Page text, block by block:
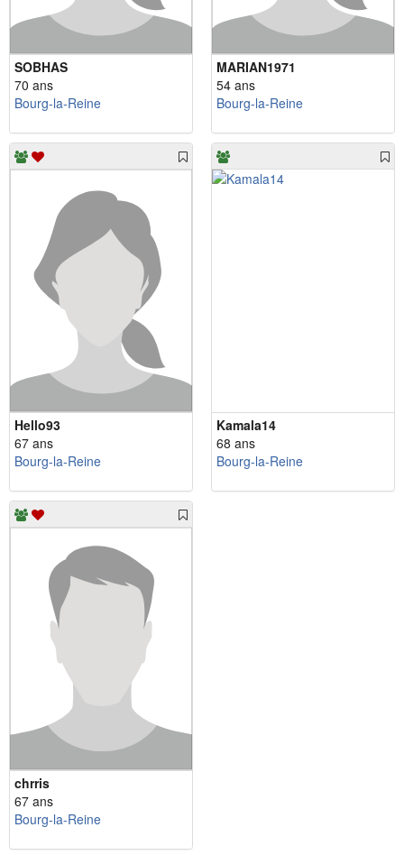
SOBHAS
70 ans
Bourg-la-Reine
MARIAN1971
54 ans
Bourg-la-Reine
Hello93
67 ans
Bourg-la-Reine
Kamala14
68 ans
Bourg-la-Reine
chrris
67 ans
Bourg-la-Reine